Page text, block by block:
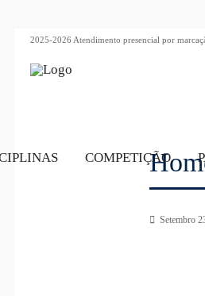
2025-2026 Atendimento presencial por
COMPETIÇÃO
Setembro